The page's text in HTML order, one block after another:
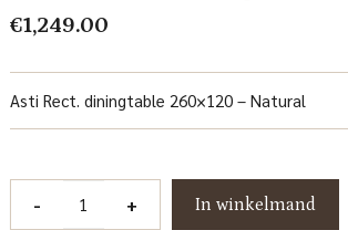
€1,249.00
Asti Rect. diningtable 260×120 – Natural
-
Eetkamertafel
+ In winkelmand